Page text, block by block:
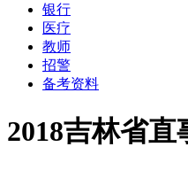
银行
医疗
教师
招警
备考资料
2018吉林省